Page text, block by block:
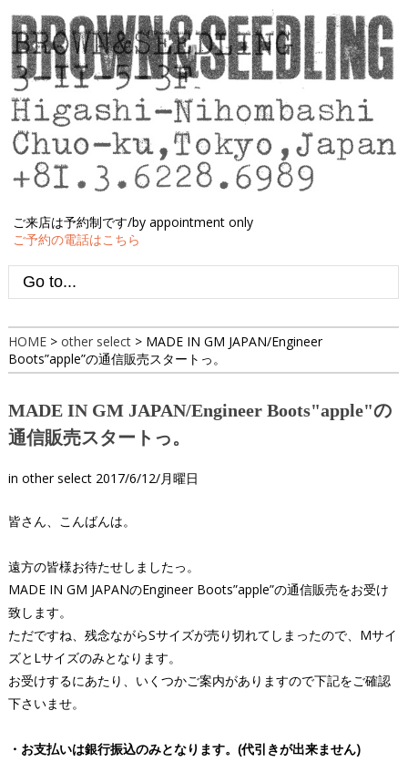
ご来店は予約制です/by appointment only
ご予約の電話はこちら
HOME> other select> MADE IN GM JAPAN/Engineer
Boots”apple”の通信販売スタートっ。
MADE IN GM JAPAN/Engineer Boots"apple"の
通信販売スタートっ。
in other select2017/6/12/月曜日
皆さん、こんばんは。
遠方の皆様お待たせしましたっ。
MADE IN GM JAPANのEngineer Boots”apple”の通信販売をお受け
致します。
ただですね、残念ながらSサイズが売り切れてしまったので、Mサイ
ズとLサイズのみとなります。
お受けするにあたり、いくつかご案内がありますので下記をご確認
下さいませ。
・お支払いは銀行振込のみとなります。(代引きが出来ません)